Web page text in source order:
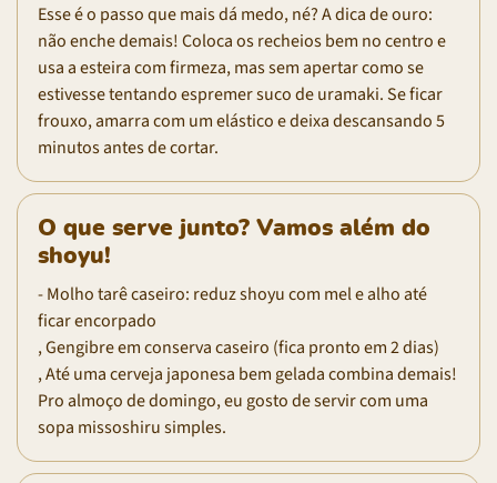
Esse é o passo que mais dá medo, né? A dica de ouro:
não enche demais! Coloca os recheios bem no centro e
usa a esteira com firmeza, mas sem apertar como se
estivesse tentando espremer suco de uramaki. Se ficar
frouxo, amarra com um elástico e deixa descansando 5
minutos antes de cortar.
O que serve junto? Vamos além do
shoyu!
- Molho tarê caseiro: reduz shoyu com mel e alho até
ficar encorpado
, Gengibre em conserva caseiro (fica pronto em 2 dias)
, Até uma cerveja japonesa bem gelada combina demais!
Pro almoço de domingo, eu gosto de servir com uma
sopa missoshiru simples.